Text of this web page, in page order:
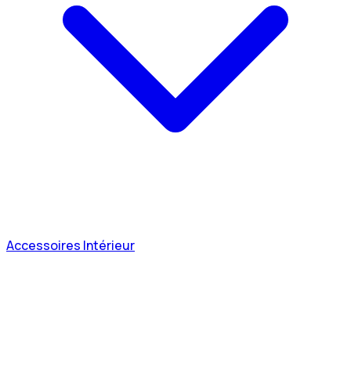
Accessoires Intérieur